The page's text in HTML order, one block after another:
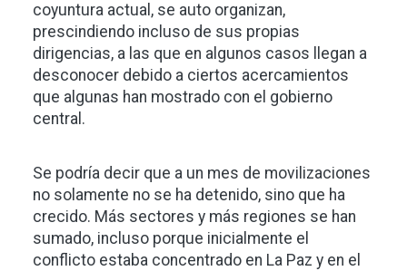
coyuntura actual, se auto organizan,
prescindiendo incluso de sus propias
dirigencias, a las que en algunos casos llegan a
desconocer debido a ciertos acercamientos
que algunas han mostrado con el gobierno
central.
Se podría decir que a un mes de movilizaciones
no solamente no se ha detenido, sino que ha
crecido. Más sectores y más regiones se han
sumado, incluso porque inicialmente el
conflicto estaba concentrado en La Paz y en el